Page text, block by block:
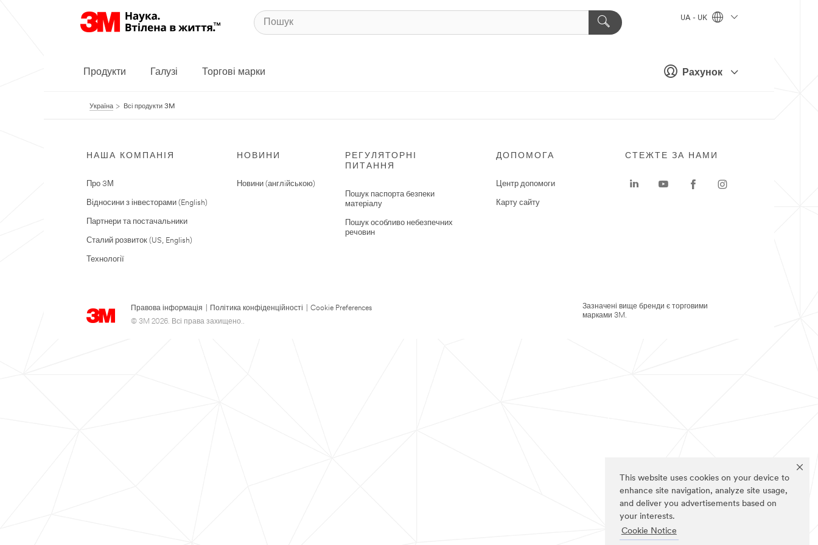
This website uses cookies on your device to
enhance site navigation, analyze site usage,
and deliver you advertisements based on
your interests.
Cookie Notice
Рахунок
UA - UK
Продукти Галузі Торгові марки
Україна Всі продукти 3M
НАША КОМПАНІЯ
Про 3М
Відносини з інвесторами (English)
Партнери та постачальники
Сталий розвиток (US, English)
Технології
НОВИНИ
Новини (англiйською)
РЕГУЛЯТОРНІ
ПИТАННЯ
Пошук паспорта безпеки
матеріалу
Пошук особливо небезпечних
речовин
ДОПОМОГА
Центр допомоги
Карту сайту
Правова інформація Політика конфіденційності
Cookie Preferences
© 3M 2026. Всі права захищено..
СТЕЖТЕ ЗА НАМИ
Зазначені вище бренди є торговими
марками 3M.